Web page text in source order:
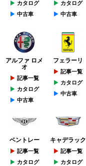
カタログ
中古車
カタログ
中古車
アルファ ロメ
オ
記事一覧
カタログ
中古車
フェラーリ
記事一覧
カタログ
中古車
ベントレー
記事一覧
カタログ
キャデラック
記事一覧
カタログ